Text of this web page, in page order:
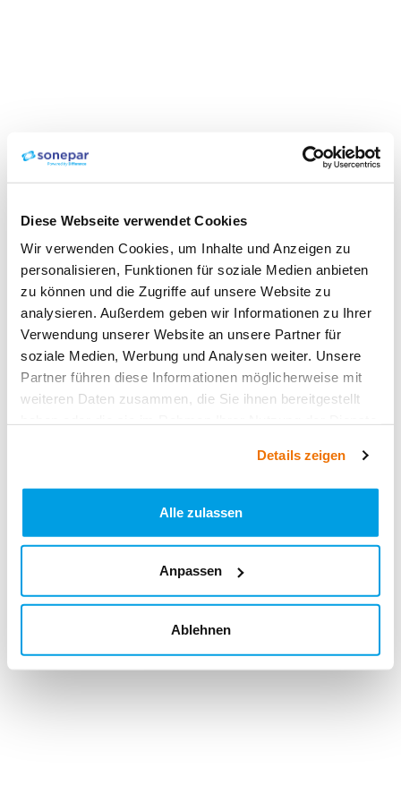
Diese Webseite verwendet Cookies
Wir verwenden Cookies, um Inhalte und Anzeigen zu
personalisieren, Funktionen für soziale Medien anbieten
zu können und die Zugriffe auf unsere Website zu
analysieren. Außerdem geben wir Informationen zu Ihrer
Verwendung unserer Website an unsere Partner für
soziale Medien, Werbung und Analysen weiter. Unsere
Partner führen diese Informationen möglicherweise mit
weiteren Daten zusammen, die Sie ihnen bereitgestellt
Details zeigen
Alle zulassen
Anpassen
Ablehnen